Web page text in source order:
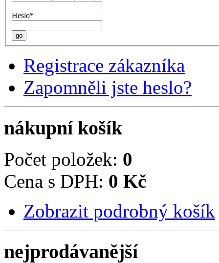
Heslo*
go
Registrace zákazníka
Zapomněli jste heslo?
nákupní košík
Počet položek: 0
Cena s DPH: 0 Kč
Zobrazit podrobný košík
nejprodávanější